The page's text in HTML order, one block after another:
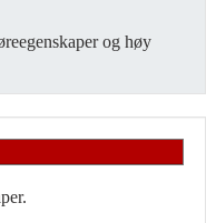
og høy